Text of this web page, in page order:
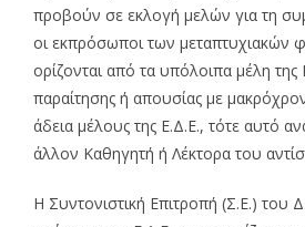
προβούν σε εκλογή μελών για τη
οι εκπρόσωποι των μεταπτυχιακών
ορίζονται από τα υπόλοιπα μέλη
παραίτησης ή απουσίας με
άδεια μέλους της Ε.Δ.Ε., τότε αυτό
άλλον Καθηγητή ή Λέκτορα του
Η Συντονιστική Επιτροπή (Σ.Ε.) του